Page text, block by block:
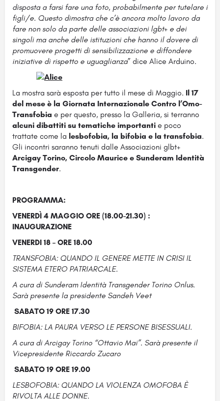
disposta a farsi fare una foto, probabilmente per tutelare i
figli/e. Questo dimostra che c’è ancora molto lavoro da
fare non solo da parte delle associazioni lgbt+ e dei
singoli ma anche delle istituzioni che hanno il dovere di
promuovere progetti di sensibilizzazione e diffondere
iniziative di rispetto e uguaglianza” dice Alice Arduino.
La mostra sarà esposta per tutto il mese di Maggio. Il 17
del mese è la Giornata Internazionale Contro l’Omo-
Transfobia e per questo, presso la Galleria, si terranno
alcuni dibattiti su tematiche importanti e poco
trattate come la lesbofobia, la bifobia e la transfobia.
Gli incontri saranno tenuti dalle Associazioni glbt+
Arcigay Torino, Circolo Maurice e Sunderam Identità
Transgender.
PROGRAMMA:
VENERDÌ 4 MAGGIO ORE (18.00-21.30) :
INAUGURAZIONE
VENERDI 18 – ORE 18.00
TRANSFOBIA: QUANDO IL GENERE METTE IN CRISI IL
SISTEMA ETERO PATRIARCALE.
A cura di Sunderam Identità Transgender Torino Onlus.
Sarà presente la presidente Sandeh Veet
SABATO 19 ORE 17.30
BIFOBIA: LA PAURA VERSO LE PERSONE BISESSUALI.
A cura di Arcigay Torino “Ottavio Mai”. Sarà presente il
Vicepresidente Riccardo Zucaro
SABATO 19 ORE 19.00
LESBOFOBIA: QUANDO LA VIOLENZA OMOFOBA È
RIVOLTA ALLE DONNE.